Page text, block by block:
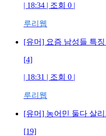
| 18:34 | 조회 0 |
루리웹
[유머] 요즘 남성들 특징
[4]
| 18:31 | 조회 0 |
루리웹
[유머] 농어민 둘다 살리
[19]